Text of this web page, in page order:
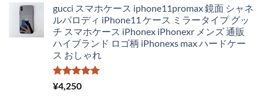
価
格
は
¥4,300
で
し
の
価
格
は
gucci スマホケース iphone11promax 鏡面 シャネ
ルパロディ iPhone11 ケース ミラータイプ グッ
チ スマホケース iPhonex iPhonexr メンズ 通販
ハイブランド ロゴ柄 iPhonexs max ハードケー
ス おしゃれ
5段階中
5.00
¥4,250